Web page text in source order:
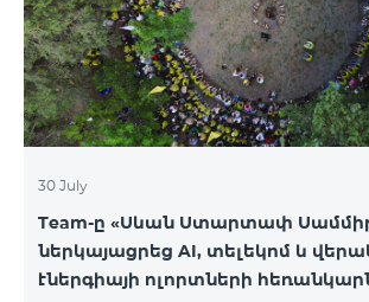
30 July
Team-ը «Սևան Ստարտափ
ներկայացրեց AI, տելեկոմ և
էներգիայի ոլորտների